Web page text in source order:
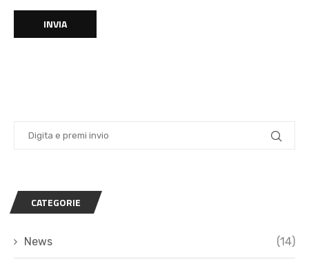
CATEGORIE
News (14)